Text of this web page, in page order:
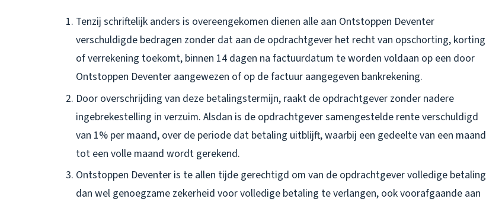
Tenzij schriftelijk anders is overeengekomen dienen alle aan Ontstoppen Deventer
verschuldigde bedragen zonder dat aan de opdrachtgever het recht van opschorting, korting
of verrekening toekomt, binnen 14 dagen na factuurdatum te worden voldaan op een door
Ontstoppen Deventer aangewezen of op de factuur aangegeven bankrekening.
Door overschrijding van deze betalingstermijn, raakt de opdrachtgever zonder nadere
ingebrekestelling in verzuim. Alsdan is de opdrachtgever samengestelde rente verschuldigd
van 1% per maand, over de periode dat betaling uitblijft, waarbij een gedeelte van een maand
tot een volle maand wordt gerekend.
Ontstoppen Deventer is te allen tijde gerechtigd om van de opdrachtgever volledige betaling
dan wel genoegzame zekerheid voor volledige betaling te verlangen, ook voorafgaande aan